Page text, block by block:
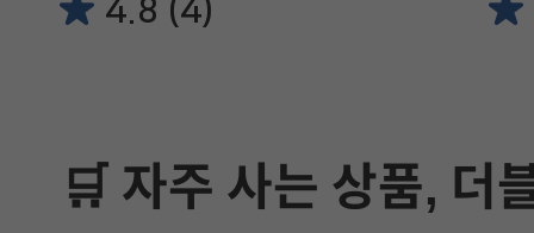
4.8 (4)
🛒 자주 사는 상품, 더